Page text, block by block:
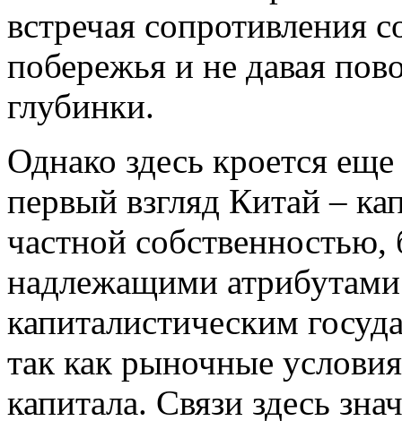
встречая сопротивления
побережья и не давая
глубинки.
Однако здесь кроется
первый взгляд Китай –
частной
надлежащими
капиталистическим
так как рыночные
капитала. Связи здесь